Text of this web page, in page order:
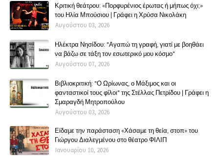
Κριτική θεάτρου: «Πορφυρένιος έρωτας ή μήπως όχι;»
του Ηλία Μπούσιου | Γράφει η Χρύσα Νικολάκη
Αυγούστου 03, 2026
Ηλέκτρα Νησίδου: "Αγαπώ τη γραφή, γιατί με βοηθάει
να βάζω σε τάξη τον εσωτερικό μου κόσμο"
Αυγούστου 07, 2026
Βιβλιοκριτική: "Ο Ωρίωνας, ο Μάξιμος και οι
φανταστικοί τους φίλοι" της Στέλλας Πετρίδου | Γράφει η
Σμαραγδή Μητροπούλου
Αυγούστου 03, 2026
Είδαμε την παράσταση «Χάσαμε τη θεία, στοπ» του
Γιώργου Διαλεγμένου στο θέατρο ΦΙΛΙΠ
Ιανουαρίου 10, 2026